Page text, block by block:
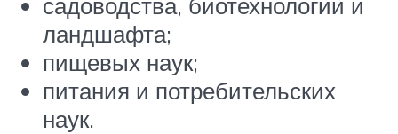
ландшафта;
пищевых наук;
питания и потребительских
наук.